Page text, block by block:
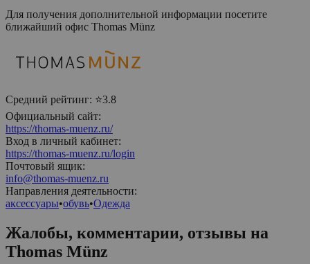
Для получения дополнительной информации посетите
ближайший офис Thomas Münz
Средний рейтинг: ⭐3.8
Официальный сайт:
https://thomas-muenz.ru/
Вход в личный кабинет:
https://thomas-muenz.ru/login
Почтовый ящик:
info@thomas-muenz.ru
Направления деятельности:
аксессуары•обувь•Одежда
Жалобы, комментарии, отзывы на
Thomas Münz